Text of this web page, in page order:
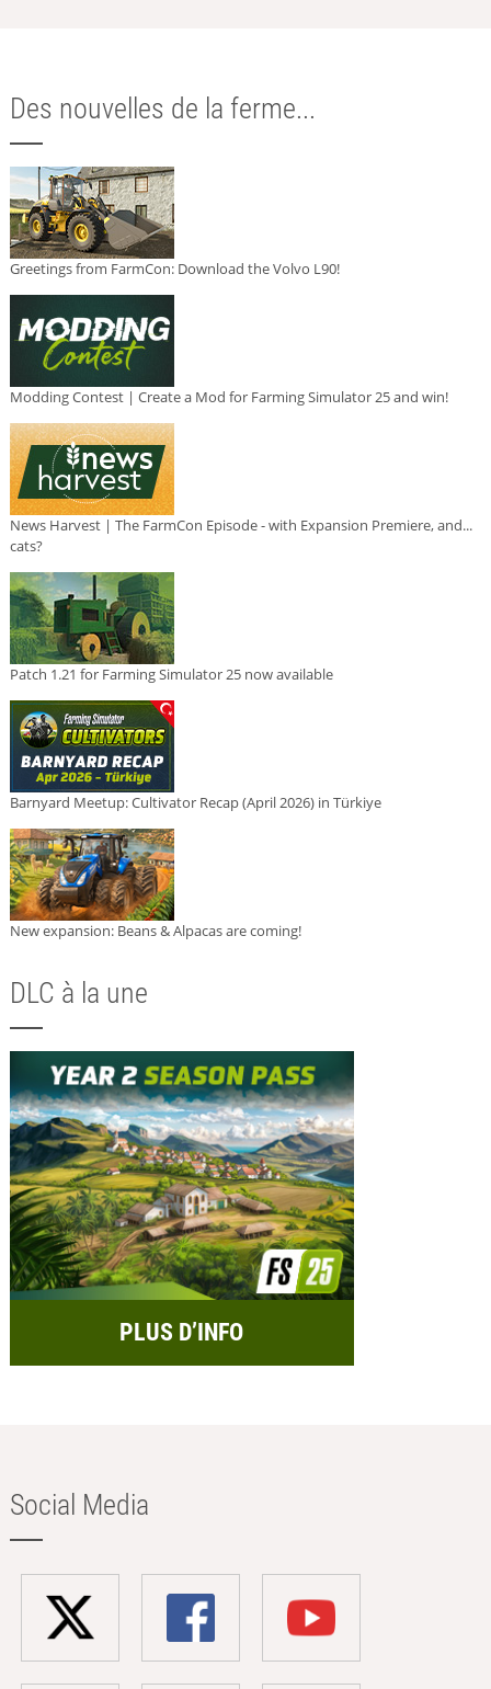
Des nouvelles de la ferme...
Greetings from FarmCon: Download the Volvo L90!
Modding Contest | Create a Mod for Farming Simulator 25 and win!
News Harvest | The FarmCon Episode - with Expansion Premiere, and...
cats?
Patch 1.21 for Farming Simulator 25 now available
Barnyard Meetup: Cultivator Recap (April 2026) in Türkiye
New expansion: Beans & Alpacas are coming!
DLC à la une
PLUS D’INFO
Social Media